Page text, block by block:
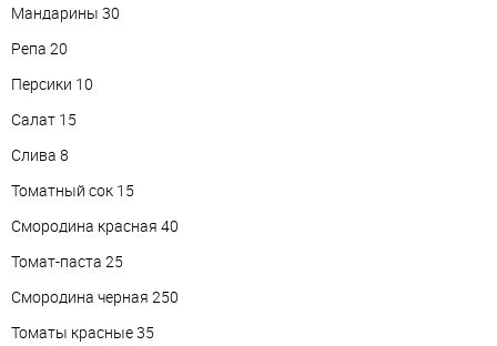
Мандарины 30
Репа 20
Персики 10
Салат 15
Слива 8
Томатный сок 15
Смородина красная 40
Томат-паста 25
Смородина черная 250
Томаты красные 35